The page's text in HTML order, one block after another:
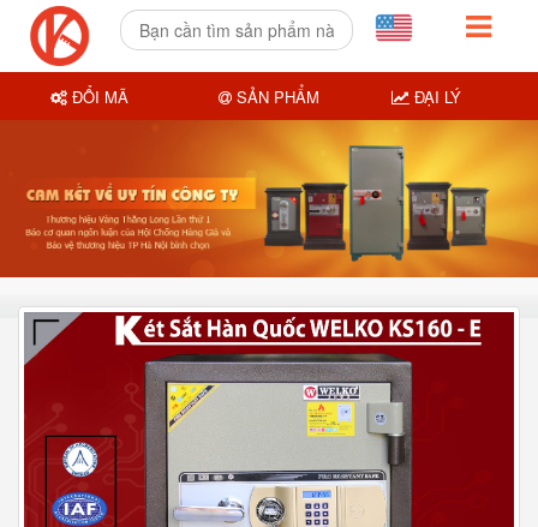
ĐỔI MÃ SẢN PHẨM ĐẠI LÝ